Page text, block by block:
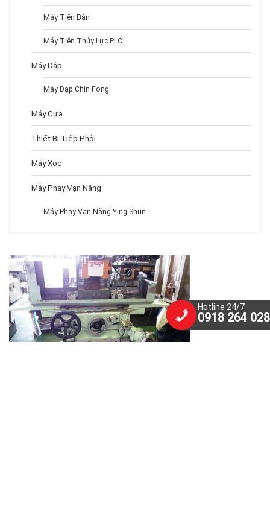
Máy Tiện Bàn
Máy Tiện Thủy Lực PLC
Máy Dập
Máy Dập Chin Fong
Máy Cưa
Thiết Bị Tiếp Phôi
Máy Xọc
Máy Phay Vạn Năng
Máy Phay Vạn Năng Ying Shun
Hotline 24/7
0918 264 028